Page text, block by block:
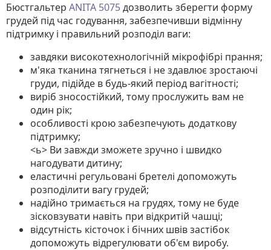
Бюстгальтер ANITA 5075дозволить зберегти форму
грудей під час годування, забезпечивши відмінну
підтримку і правильний розподіл ваги:
завдяки високотехнологічній мікрофібрі прання;
м'яка тканина тягнеться і не здавлює зростаючі
груди, підійде в будь-який період вагітності;
виріб зносостійкий, тому прослужить вам не
один рік;
особливості крою забезпечують додаткову
підтримку;
<ь> Ви завжди зможете зручно і швидко
нагодувати дитину;
еластичні регульовані бретелі допоможуть
розподілити вагу грудей;
надійно тримається на грудях, тому не буде
зісковзувати навіть при відкритій чашці;
відсутність кісточок і бічних швів застібок
допоможуть відрегулювати об'єм виробу.